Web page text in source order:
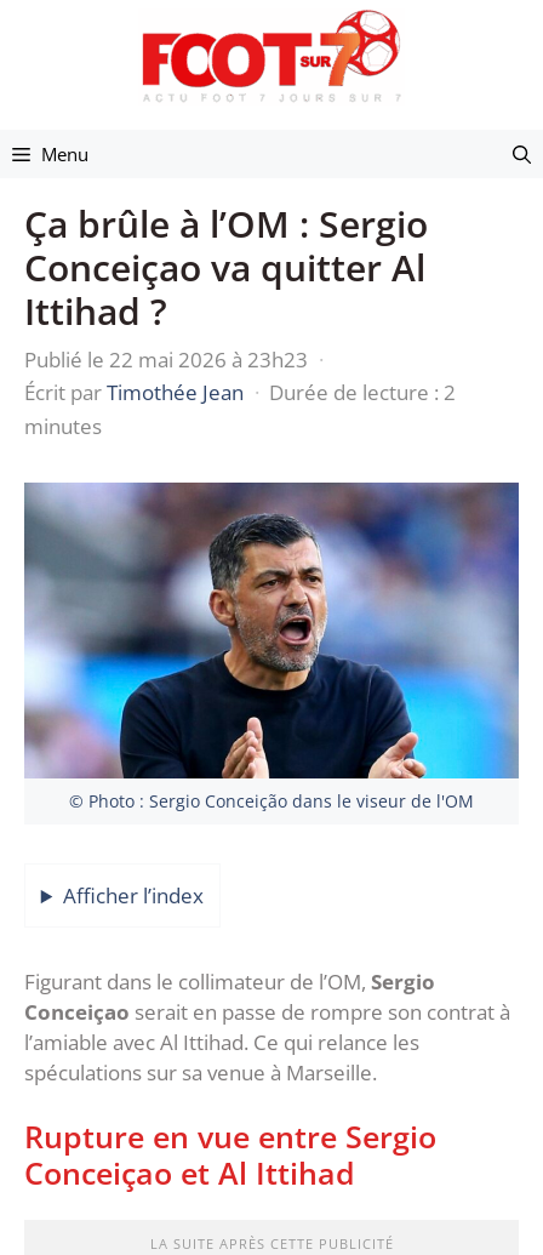
Menu
Ça brûle à l’OM : Sergio
Conceiçao va quitter Al
Ittihad ?
Publié le 22 mai 2026 à 23h23 ·
Écrit parTimothée Jean · Durée de lecture : 2
minutes
© Photo : Sergio Conceição dans le viseur de l'OM
Afficher l’index
Figurant dans le collimateur de l’OM, Sergio
Conceiçao serait en passe de rompre son contrat à
l’amiable avec Al Ittihad. Ce qui relance les
spéculations sur sa venue à Marseille.
Rupture en vue entre Sergio
Conceiçao et Al Ittihad
LA SUITE APRÈS CETTE PUBLICITÉ